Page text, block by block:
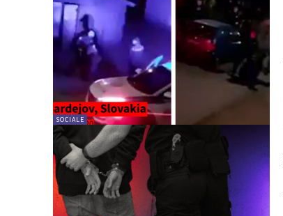
SOCIALE